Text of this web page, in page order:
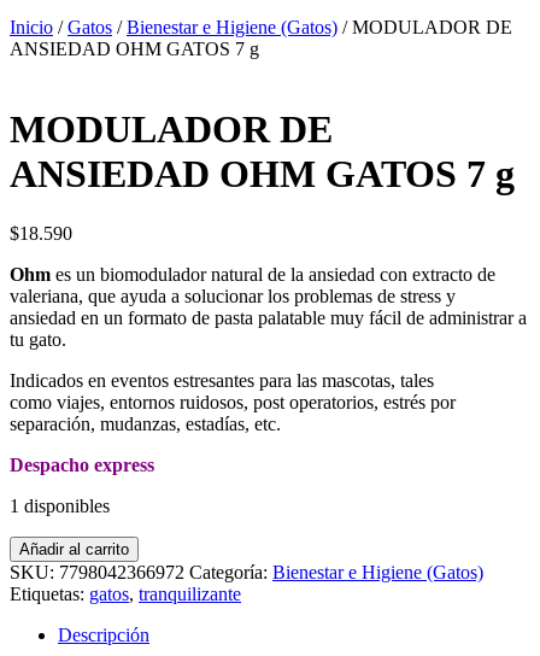
Inicio /Gatos /Bienestar e Higiene (Gatos) / MODULADOR DE
ANSIEDAD OHM GATOS 7 g
MODULADOR DE
ANSIEDAD OHM GATOS 7 g
$18.590
Ohm es un biomodulador natural de la ansiedad con extracto de
valeriana, que ayuda a solucionar los problemas de stress y
ansiedad en un formato de pasta palatable muy fácil de administrar a
tu gato.
Indicados en eventos estresantes para las mascotas, tales
como viajes, entornos ruidosos, post operatorios, estrés por
separación, mudanzas, estadías, etc.
Despacho express
1 disponibles
MODULADOR
DE
ANSIEDAD
OHM
GATOS
Añadir al carrito
SKU: 7798042366972 Categoría: Bienestar e Higiene (Gatos)
Etiquetas: gatos, tranquilizante
Descripción